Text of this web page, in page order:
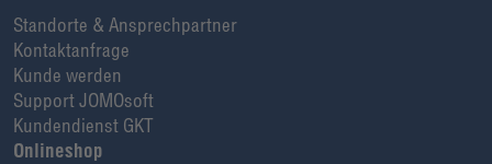
Standorte & Ansprechpartner
Kontaktanfrage
Kunde werden
Support JOMOsoft
Kundendienst GKT
Onlineshop